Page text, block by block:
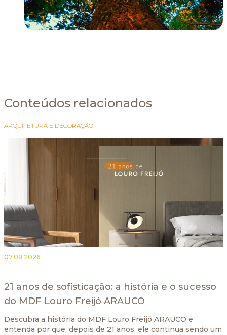
Conteúdos relacionados
ARQUITETURA E DECORAÇÃO
07.08.2026
21 anos de sofisticação: a história e o sucesso
do MDF Louro Freijó ARAUCO
Descubra a história do MDF Louro Freijó ARAUCO e
entenda por que, depois de 21 anos, ele continua sendo um